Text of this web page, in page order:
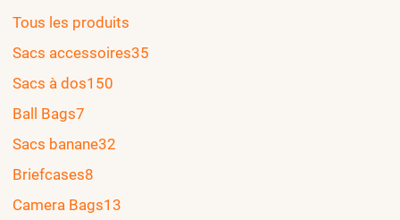
Tous les produits
Sacs accessoires35
Sacs à dos150
Ball Bags7
Sacs banane32
Briefcases8
Camera Bags13